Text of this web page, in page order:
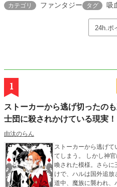
カテゴリ ファンタジー タグ 吸
1
ストーカーから逃げ切ったの
士団に殺されかけている現実！
由汰のらん
ストーカーから逃げ
てしまう。 しかし神官によれば、どうやらハルは間違って召
喚された模様。さらに
けで、ハルは国外追
道中、魔族に襲われ、